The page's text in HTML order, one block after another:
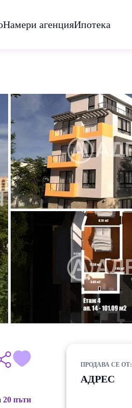
Намери агенцияИпотека
20 пъти
ПРОДАВА СЕ ОТ:
АДРЕС